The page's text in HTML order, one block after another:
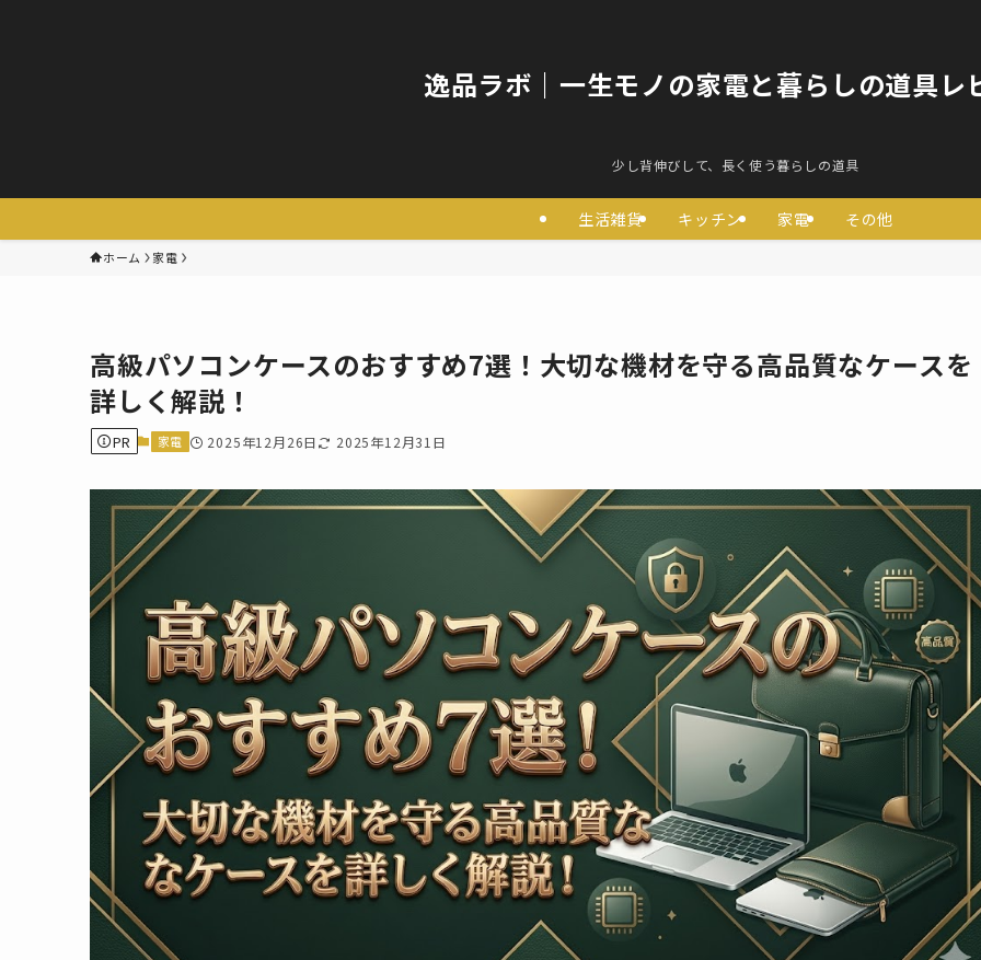
逸品ラボ｜一生モノの家電と暮らしの道具レ
少し背伸びして、長く使う暮らしの道具
生活雑貨 キッチン 家電 その他
ホーム 家電
高級パソコンケースのおすすめ7選！大切な機材を守る高品質なケースを
詳しく解説！
PR 家電 2025年12月26日 2025年12月31日